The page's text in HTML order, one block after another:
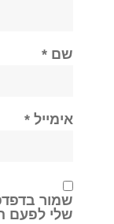
שם *
אימייל *
שמור
שלי לפעם